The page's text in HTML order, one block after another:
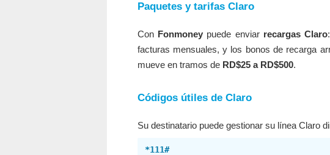
Paquetes y tarifas Claro
Con Fonmoneypuede enviar recargas Claro
facturas mensuales, y los bonos de recarga
mueve en tramos de RD$25 a RD$500.
Códigos útiles de Claro
Su destinatario puede gestionar su línea Claro
*111#